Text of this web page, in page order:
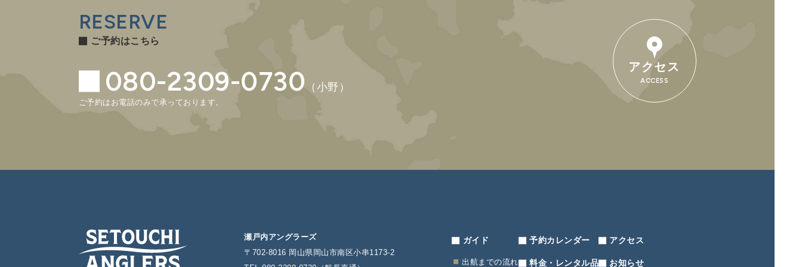
RESERVE
ご予約はこちら
080-2309-0730 （小野）
ご予約はお電話のみで承っております。
アクセス
ACCESS
瀬戸内アングラーズ
〒702-8016 岡山県岡山市南区小串1173-2
ガイド
出航までの流れ
予約カレンダー
料金・レンタル品
アクセス
お知らせ